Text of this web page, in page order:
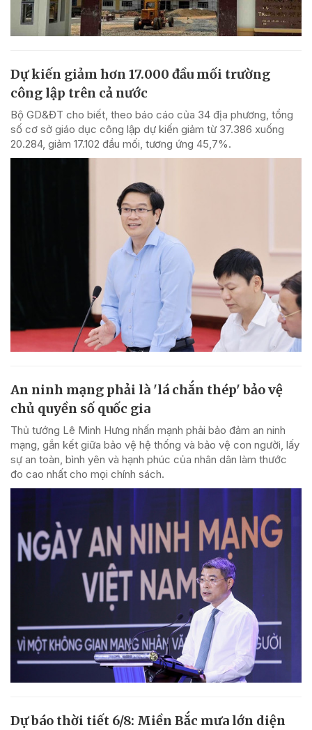
Dự kiến giảm hơn 17.000 đầu mối trường
công lập trên cả nước
Bộ GD&ĐT cho biết, theo báo cáo của 34 địa phương, tổng
số cơ sở giáo dục công lập dự kiến giảm từ 37.386 xuống
20.284, giảm 17.102 đầu mối, tương ứng 45,7%.
An ninh mạng phải là 'lá chắn thép' bảo vệ
chủ quyền số quốc gia
Thủ tướng Lê Minh Hưng nhấn mạnh phải bảo đảm an ninh
mạng, gắn kết giữa bảo vệ hệ thống và bảo vệ con người, lấy
sự an toàn, bình yên và hạnh phúc của nhân dân làm thước
đo cao nhất cho mọi chính sách.
Dự báo thời tiết 6/8: Miền Bắc mưa lớn diện